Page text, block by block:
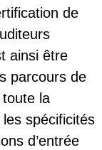
de
ainsi être
parcours de
la
les spécificités
d’entrée